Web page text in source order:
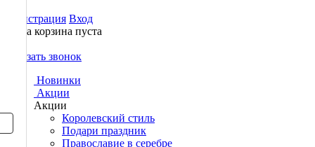
Регистрация Вход
Ваша корзина пуста
Заказать звонок
Новинки
Акции
Акции
Королевский стиль
Подари праздник
Православие в серебре